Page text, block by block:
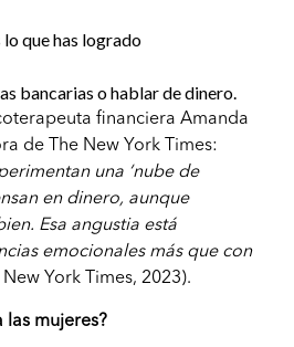
lo que has logrado
bancarias o hablar de dinero.
financiera Amanda
de The New York Times:
una ‘nube de
en dinero, aunque
Esa angustia está
emocionales más que con
York Times, 2023).
las mujeres?